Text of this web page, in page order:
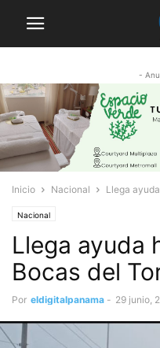
-
Inicio Nacional Llega
Nacional
Llega ayuda
Bocas del
Por eldigitalpanama - 29 junio,